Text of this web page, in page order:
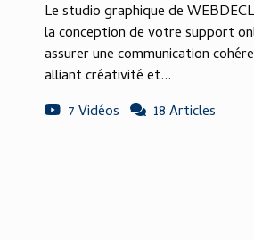
Le studio graphique de
la conception de votre support
assurer une communication
alliant créativité et...
7 Vidéos
18 Articles